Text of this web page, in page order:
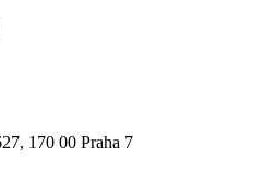
170 00 Praha 7